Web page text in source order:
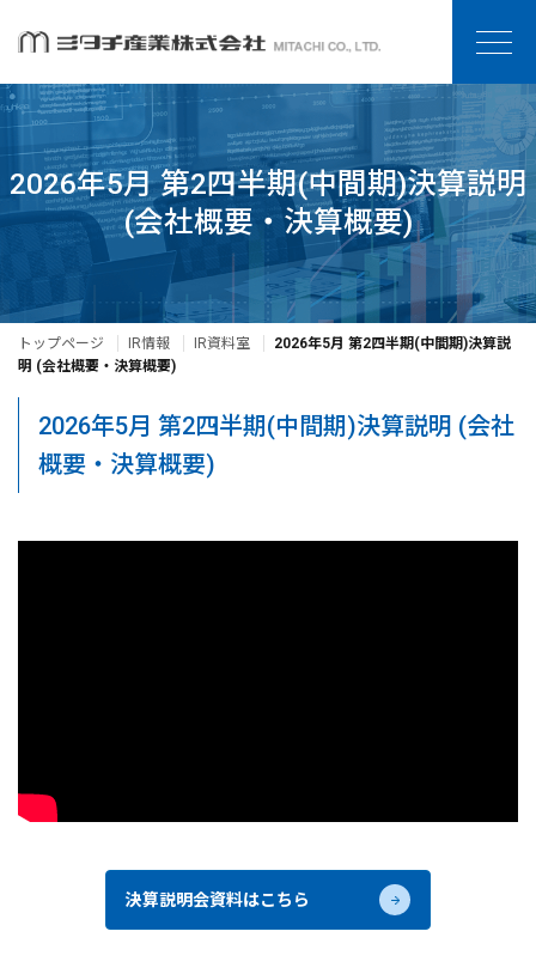
2026年5月 第2四半期(中間期)決算説明
(会社概要・決算概要)
トップページ IR情報 IR資料室
2026年5月 第2四半期(中間期)決算説
明 (会社概要・決算概要)
2026年5月 第2四半期(中間期)決算説明 (会社
概要・決算概要)
決算説明会資料はこちら